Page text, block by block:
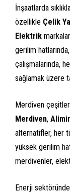
İnşaatlarda
özellikle Çelik
Elektrik
gerilim
çalışmalarında,
sağlamak üzere
Merdiven
Merdiven,
alternatifler, her
yüksek gerilim
merdivenler,
Enerji sektöründe